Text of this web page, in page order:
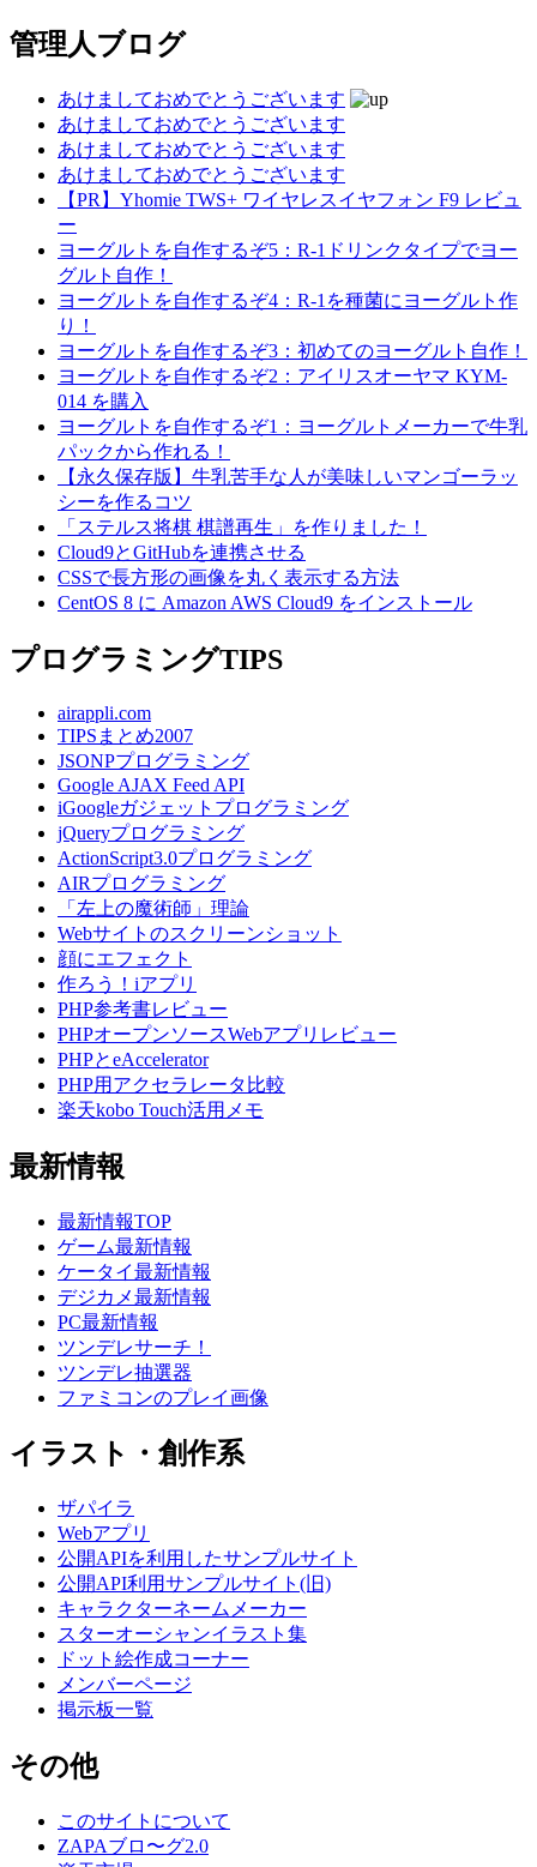
管理人ブログ
あけましておめでとうございます
あけましておめでとうございます
あけましておめでとうございます
あけましておめでとうございます
【PR】Yhomie TWS+ ワイヤレスイヤフォン F9 レビュ
ー
ヨーグルトを自作するぞ5：R-1ドリンクタイプでヨー
グルト自作！
ヨーグルトを自作するぞ4：R-1を種菌にヨーグルト作
り！
ヨーグルトを自作するぞ3：初めてのヨーグルト自作！
ヨーグルトを自作するぞ2：アイリスオーヤマ KYM-
014 を購入
ヨーグルトを自作するぞ1：ヨーグルトメーカーで牛乳
パックから作れる！
【永久保存版】牛乳苦手な人が美味しいマンゴーラッ
シーを作るコツ
「ステルス将棋 棋譜再生」を作りました！
Cloud9とGitHubを連携させる
CSSで長方形の画像を丸く表示する方法
CentOS 8 に Amazon AWS Cloud9 をインストール
プログラミングTIPS
airappli.com
TIPSまとめ2007
JSONPプログラミング
Google AJAX Feed API
iGoogleガジェットプログラミング
jQueryプログラミング
ActionScript3.0プログラミング
AIRプログラミング
「左上の魔術師」理論
Webサイトのスクリーンショット
顔にエフェクト
作ろう！iアプリ
PHP参考書レビュー
PHPオープンソースWebアプリレビュー
PHPとeAccelerator
PHP用アクセラレータ比較
楽天kobo Touch活用メモ
最新情報
最新情報TOP
ゲーム最新情報
ケータイ最新情報
デジカメ最新情報
PC最新情報
ツンデレサーチ！
ツンデレ抽選器
ファミコンのプレイ画像
イラスト・創作系
ザパイラ
Webアプリ
公開APIを利用したサンプルサイト
公開API利用サンプルサイト(旧)
キャラクターネームメーカー
スターオーシャンイラスト集
ドット絵作成コーナー
メンバーページ
掲示板一覧
その他
このサイトについて
ZAPAブロ〜グ2.0